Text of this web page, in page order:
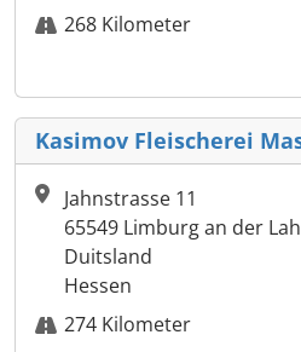
268 Kilometer
Kasimov Fleischerei
Jahnstrasse 11
65549 Limburg an der
Duitsland
Hessen
274 Kilometer